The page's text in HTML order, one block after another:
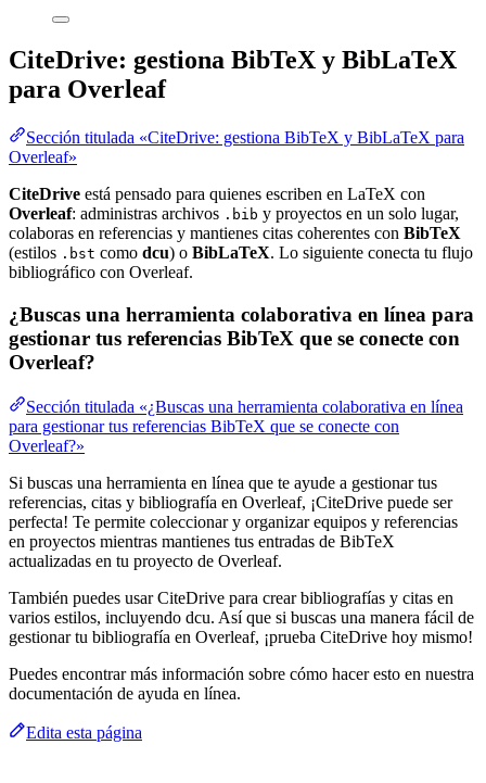
CiteDrive: gestiona BibTeX y BibLaTeX
para Overleaf
Sección titulada «CiteDrive: gestiona BibTeX y BibLaTeX para
Overleaf»
CiteDrive está pensado para quienes escriben en LaTeX con
Overleaf: administras archivos .bib y proyectos en un solo lugar,
colaboras en referencias y mantienes citas coherentes con BibTeX
(estilos .bst como dcu) o BibLaTeX. Lo siguiente conecta tu flujo
bibliográfico con Overleaf.
¿Buscas una herramienta colaborativa en línea para
gestionar tus referencias BibTeX que se conecte con
Overleaf?
Sección titulada «¿Buscas una herramienta colaborativa en línea
para gestionar tus referencias BibTeX que se conecte con
Overleaf?»
Si buscas una herramienta en línea que te ayude a gestionar tus
referencias, citas y bibliografía en Overleaf, ¡CiteDrive puede ser
perfecta! Te permite coleccionar y organizar equipos y referencias
en proyectos mientras mantienes tus entradas de BibTeX
actualizadas en tu proyecto de Overleaf.
También puedes usar CiteDrive para crear bibliografías y citas en
varios estilos, incluyendo dcu. Así que si buscas una manera fácil de
gestionar tu bibliografía en Overleaf, ¡prueba CiteDrive hoy mismo!
Puedes encontrar más información sobre cómo hacer esto en nuestra
documentación de ayuda en línea.
Edita esta página